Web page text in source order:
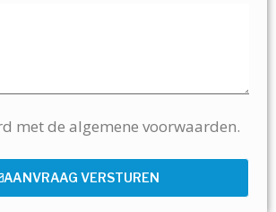
met de algemene voorwaarden.
AANVRAAG VERSTUREN